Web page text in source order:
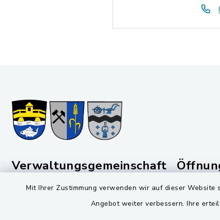
Mit Ihrer Zustimmung verwenden wir auf dieser
Angebot weiter verbessern. Ihre
Verwaltungsgemeinschaft
Schwarzenfeld
Montag
08:00-